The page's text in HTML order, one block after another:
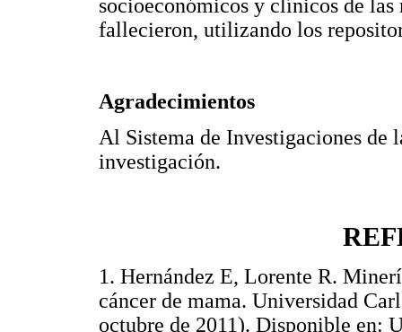
socioeconómicos y clínicos de
fallecieron, utilizando los
Agradecimientos
Al Sistema de Investigaciones de
investigación.
1. Hernández E, Lorente R.
cáncer de mama. Universidad
octubre de 2011). Disponible en: